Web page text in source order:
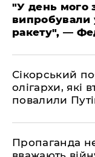
​"У день мого
випробували
ракету", —
​Сікорський
олігархи, які
повалили
​Пропаганда не